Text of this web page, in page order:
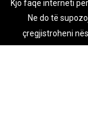
Rreth nesh
Zhurnal.mk është
Kjo faqe interneti
Ne do të
çregjistroheni